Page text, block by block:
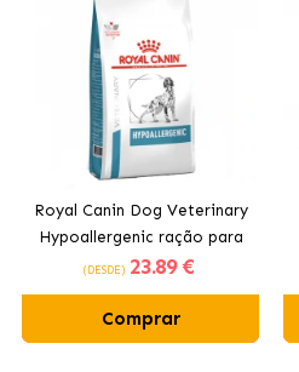
Royal Canin Dog Veterinary
Hypoallergenic ração para
cães
(DESDE) 23.89 €
Comprar